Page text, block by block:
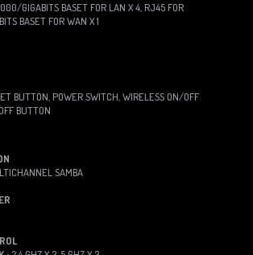
GIGABITS BASET FOR LAN X 4, RJ45 FOR
BASET FOR WAN X 1
BUTTON, POWER SWITCH, WIRELESS ON/OFF
BUTTON
SAMBA